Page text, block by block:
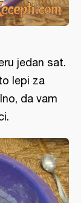
jedan sat.
lepi za
da vam